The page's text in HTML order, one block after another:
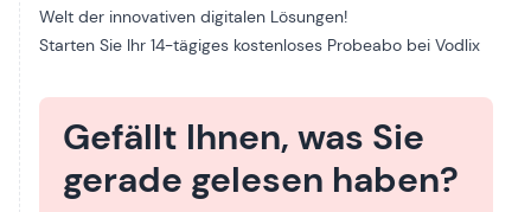
Welt der innovativen digitalen Lösungen!
Starten Sie Ihr 14-tägiges kostenloses Probeabo bei Vodlix
Gefällt Ihnen, was Sie
gerade gelesen haben?